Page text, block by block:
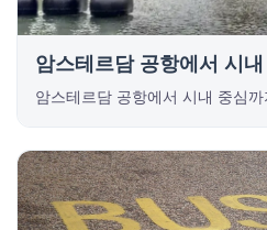
암스테르담 공항에서 시
암스테르담 공항에서 시내 중심